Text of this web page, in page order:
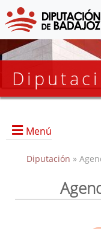
Menú
Presidencia
Diputación »